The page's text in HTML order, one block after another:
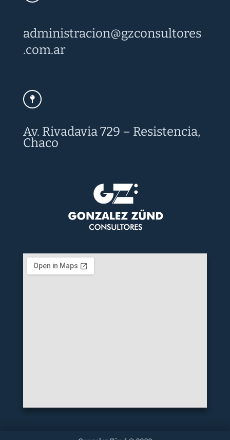
administracion@gzconsultores
.com.ar
Av. Rivadavia 729 – Resistencia,
Chaco